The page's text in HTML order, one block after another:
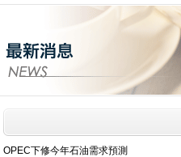
OPEC下修今年石油需求預測